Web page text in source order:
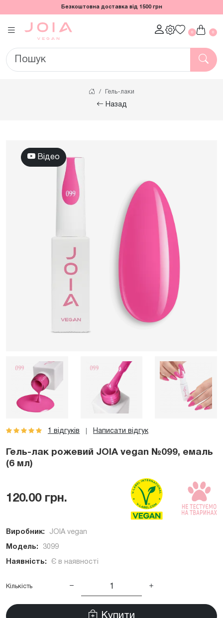
Безкоштовна доставка від 1500 грн
0 0
Гель-лаки
Назад
Відео
1 відгуків Написати відгук
Гель-лак рожевий JOIA vegan №099, емаль
(6 мл)
120.00 грн.
Виробник: JOIA vegan
Модель: 3099
Наявність: Є в наявності
Кількість
Купити